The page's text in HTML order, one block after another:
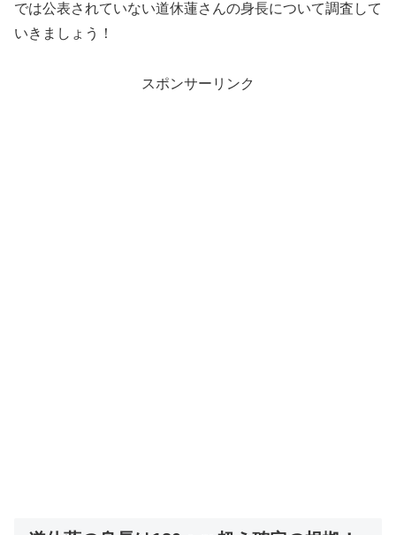
では公表されていない道休蓮さんの身長について調査して
いきましょう！
スポンサーリンク